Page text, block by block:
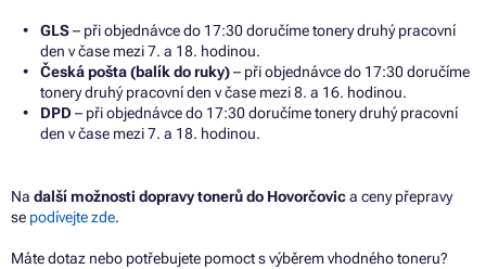
GLS– při objednávce do 17:30 doručíme tonery druhý pracovní
den v čase mezi 7. a 18. hodinou.
Česká pošta (balík do ruky)– při objednávce do 17:30 doručíme
tonery druhý pracovní den v čase mezi 8. a 16. hodinou.
DPD – při objednávce do 17:30 doručíme tonery druhý pracovní
den v čase mezi 7. a 18. hodinou.
Na další možnosti dopravy tonerů do Hovorčovica ceny přepravy
se podívejte zde.
Máte dotaz nebo potřebujete pomoct s výběrem vhodného toneru?